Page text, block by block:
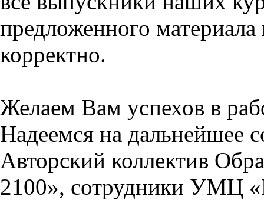
предложенного
корректно.
Желаем Вам успехов в
Надеемся на дальнейшее
Авторский коллектив
2100», сотрудники УМЦ